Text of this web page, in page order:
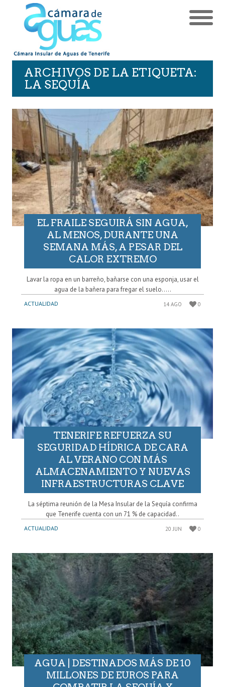
ARCHIVOS DE LA ETIQUETA:
LA SEQUÍA
EL FRAILE SEGUIRÁ SIN AGUA,
AL MENOS, DURANTE UNA
SEMANA MÁS, A PESAR DEL
CALOR EXTREMO
Lavar la ropa en un barreño, bañarse con una esponja, usar el
agua de la bañera para fregar el suelo…..
ACTUALIDAD 14 AGO 0
TENERIFE REFUERZA SU
SEGURIDAD HÍDRICA DE CARA
AL VERANO CON MÁS
ALMACENAMIENTO Y NUEVAS
INFRAESTRUCTURAS CLAVE
La séptima reunión de la Mesa Insular de la Sequía confirma
que Tenerife cuenta con un 71 % de capacidad..
ACTUALIDAD 20 JUN 0
AGUA | DESTINADOS MÁS DE 10
MILLONES DE EUROS PARA